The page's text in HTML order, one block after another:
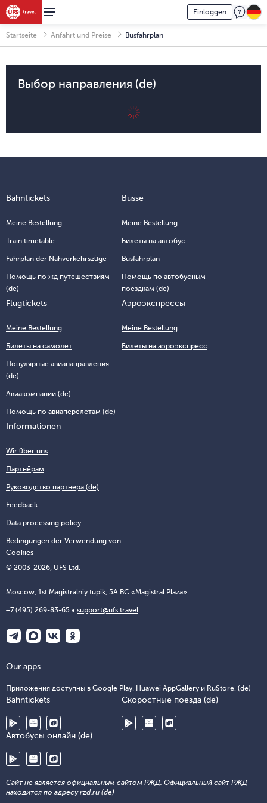
Einloggen
Startseite Anfahrt und Preise Busfahrplan
Выбор направления (de)
© 2003-2026, UFS Ltd.
Moscow, 1st Magistralniy tupik, 5A BC «Magistral Plaza»
+7 (495) 269-83-65 support@ufs.travel
Bahntickets
Meine Bestellung
Train timetable
Fahrplan der Nahverkehrszüge
Помощь по жд путешествиям
(de)
Busse
Meine Bestellung
Билеты на автобус
Busfahrplan
Помощь по автобусным
поездкам (de)
Flugtickets
Meine Bestellung
Билеты на самолёт
Популярные авианаправления
(de)
Авиакомпании (de)
Помощь по авиаперелетам (de)
Аэроэкспрессы
Meine Bestellung
Билеты на аэроэкспресс
Informationen
Wir über uns
Партнёрам
Руководство партнера (de)
Feedback
Data processing policy
Bedingungen der Verwendung von
Cookies
Our apps
Приложения доступны в Google Play, Huawei AppGallery и RuStore. (de)
Bahntickets Скоростные поезда (de)
Автобусы онлайн (de)
Сайт не является официальным сайтом РЖД. Официальный сайт РЖД
находится по адресу rzd.ru (de)